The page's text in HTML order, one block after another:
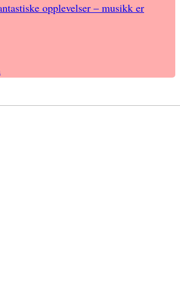
opplevelser – musikk er